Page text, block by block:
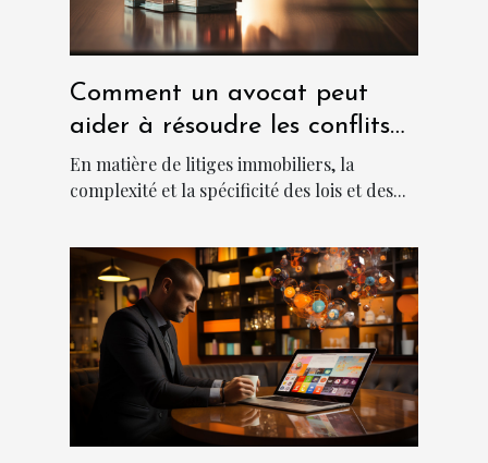
Comment un avocat peut
aider à résoudre les conflits
immobiliers
En matière de litiges immobiliers, la
complexité et la spécificité des lois et des...